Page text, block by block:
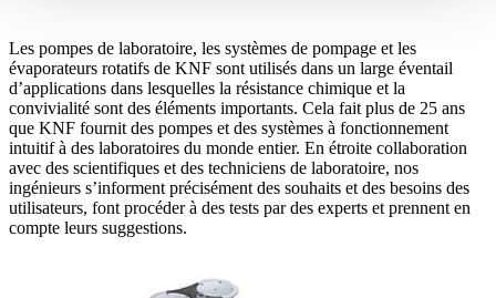
Les pompes de laboratoire, les systèmes de pompage et les
évaporateurs rotatifs de KNF sont utilisés dans un large éventail
d’applications dans lesquelles la résistance chimique et la
convivialité sont des éléments importants. Cela fait plus de 25 ans
que KNF fournit des pompes et des systèmes à fonctionnement
intuitif à des laboratoires du monde entier. En étroite collaboration
avec des scientifiques et des techniciens de laboratoire, nos
ingénieurs s’informent précisément des souhaits et des besoins des
utilisateurs, font procéder à des tests par des experts et prennent en
compte leurs suggestions.